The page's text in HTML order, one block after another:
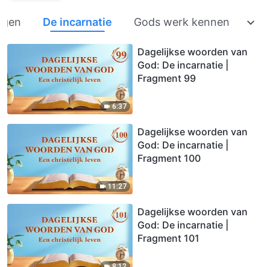
De incarnatie Gods werk kennen
6:37
Dagelijkse woorden van
God: De incarnatie |
Fragment 99
11:27
Dagelijkse woorden van
God: De incarnatie |
Fragment 100
Dagelijkse woorden van
God: De incarnatie |
Fragment 101